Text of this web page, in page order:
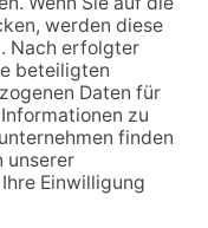
LINKS/PARTNER
READSPEAKER
E.V.
| AFE